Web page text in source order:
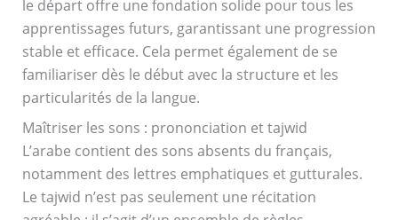
le départ offre une fondation solide pour tous les
apprentissages futurs, garantissant une progression
stable et efficace. Cela permet également de se
familiariser dès le début avec la structure et les
particularités de la langue.
Maîtriser les sons : prononciation et tajwid
L’arabe contient des sons absents du français,
notamment des lettres emphatiques et gutturales.
Le tajwid n’est pas seulement une récitation